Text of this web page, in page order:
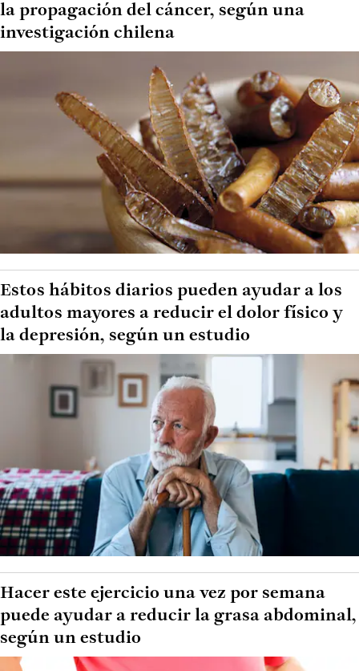
la propagación del cáncer, según una
investigación chilena
Estos hábitos diarios pueden ayudar a los
adultos mayores a reducir el dolor físico y
la depresión, según un estudio
Hacer este ejercicio una vez por semana
puede ayudar a reducir la grasa abdominal,
según un estudio